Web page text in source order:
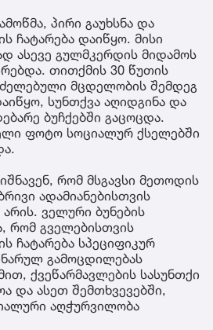
პირი გაუხსნა და
ჩატარება დაიწყო. მისი
ასევე გულმკერდის მიდამოს
თითქმის 30 წუთის
მცდელობის შემდეგ
სუნთქვა აღიდგინა და
ბუჩქებში გაცოცდა.
ფოტო სოციალურ ქსელებში
რომ მსგავსი მეთოდის
ადამიანებისთვის
ველური ბუნების
რომ გველებისთვის
ჩატარება სპეციფიკურ
გამოცდილებას
ქვეწარმავლების სასუნთქი
და ასეთ შემთხვევებში,
აღჭურვილობა